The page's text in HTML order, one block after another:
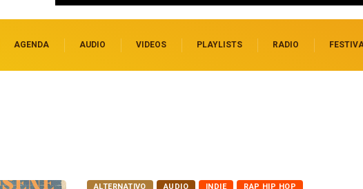
AGENDA AUDIO VIDEOS PLAYLISTS RADIO
ALTERNATIVO AUDIO INDIE RAP HIP HOP